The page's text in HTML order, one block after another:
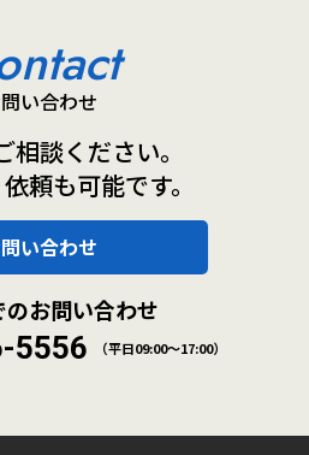
い合わせ
相談ください。
頼も可能です。
い合わせ
のお問い合わせ
5556 （平日09:00～17:00）